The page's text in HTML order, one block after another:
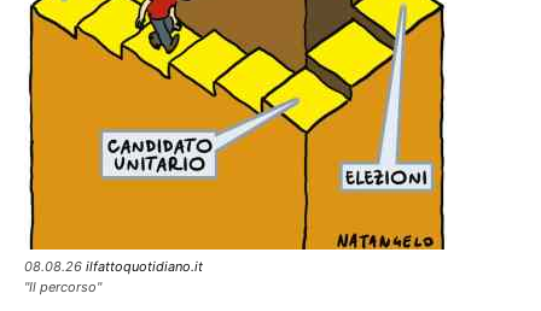
08.08.26 ilfattoquotidiano.it
"Il percorso"